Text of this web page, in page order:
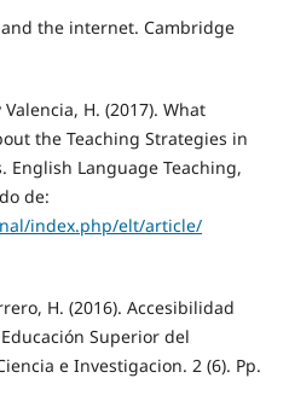
and the internet. Cambridge
H. (2017). What
the Teaching Strategies in
English Language Teaching,
de:
index.php/elt/article/
H. (2016). Accesibilidad
Superior del
e Investigacion. 2 (6). Pp.